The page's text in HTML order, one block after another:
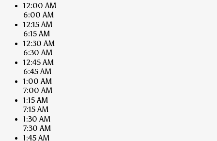
12:00 AM
6:00 AM
12:15 AM
6:15 AM
12:30 AM
6:30 AM
12:45 AM
6:45 AM
1:00 AM
7:00 AM
1:15 AM
7:15 AM
1:30 AM
7:30 AM
1:45 AM